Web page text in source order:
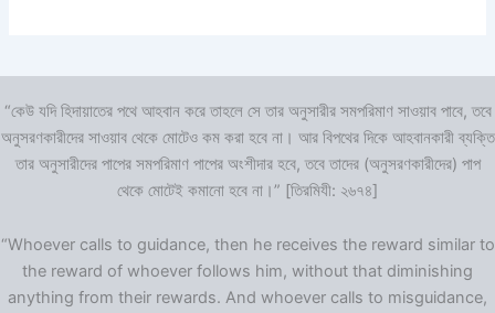
“কেউ যদি হিদায়াতের পথে আহবান করে তাহলে সে তার অনুসারীর সমপরিমাণ সাওয়াব পাবে, তবে
অনুসরণকারীদের সাওয়াব থেকে মোটেও কম করা হবে না। আর বিপথের দিকে আহবানকারী ব্যক্তি
তার অনুসারীদের পাপের সমপরিমাণ পাপের অংশীদার হবে, তবে তাদের (অনুসরণকারীদের) পাপ
থেকে মোটেই কমানো হবে না।” [তিরমিযী: ২৬৭৪]
“Whoever calls to guidance, then he receives the reward similar to
the reward of whoever follows him, without that diminishing
anything from their rewards. And whoever calls to misguidance,